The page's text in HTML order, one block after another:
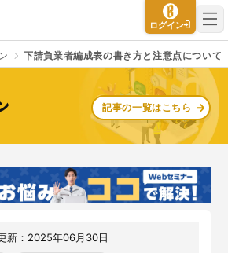
Buildee（ビルディー）
ログイン
スト
で
建設現場をICTでスマートに
をサポートするサービスです。
サービスサイトを見る
下請負業者編成表の書き方と注意点について
記事の一覧はこちら
新：2025年06月30日